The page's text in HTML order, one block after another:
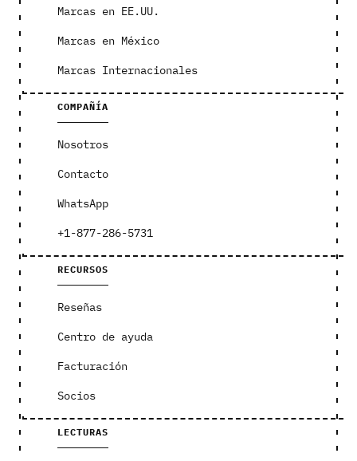
Marcas en EE.UU.
Marcas en México
Marcas Internacionales
COMPAÑÍA
Nosotros
Contacto
WhatsApp
+1-877-286-5731
RECURSOS
Reseñas
Centro de ayuda
Facturación
Socios
LECTURAS